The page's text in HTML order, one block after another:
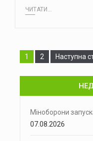
ЧИТАТИ...
Сторінка
1 Сторінка
2 Наступна
Міноборони
07.08.2026